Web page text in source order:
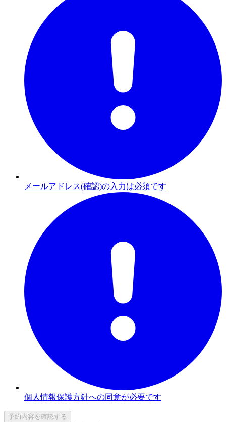
メールアドレス(確認)の入力は必須です
個人情報保護方針への同意が必要です
予約内容を確認する